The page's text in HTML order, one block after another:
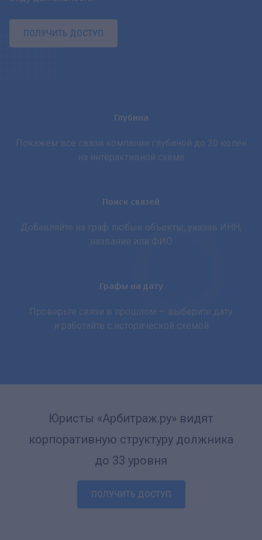
ПОЛУЧИТЬ ДОСТУП
Глубина
Покажем все связи компании глубиной до 30 колен
на интерактивной схеме
Поиск связей
Добавляйте на граф любые объекты, указав ИНН,
название или ФИО
Графы на дату
Проверьте связи в прошлом — выберите дату
и работайте с исторической схемой
Юристы «Арбитраж.ру» видят
корпоративную структуру должника
до 33 уровня
ПОЛУЧИТЬ ДОСТУП